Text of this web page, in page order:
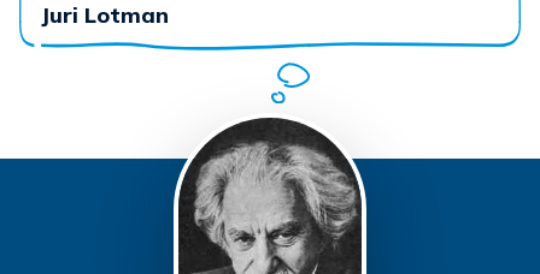
Juri Lotman